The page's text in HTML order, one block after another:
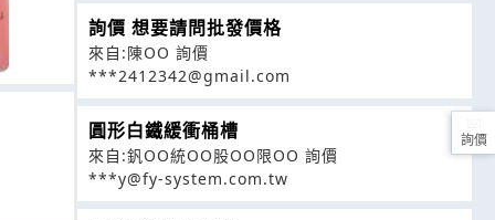
詢價 想要請問批發價格
來自:陳OO 詢價
***2412342@gmail.com
圓形白鐵緩衝桶槽
來自:釩OO統OO股OO限OO 詢價
***y@fy-system.com.tw
詢價